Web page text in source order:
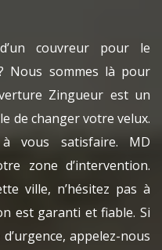
couvreur pour le
Nous sommes là pour
Zingueur est un
de changer votre velux.
vous satisfaire. MD
zone d’intervention.
ville, n’hésitez pas à
est garanti et fiable. Si
appelez-nous